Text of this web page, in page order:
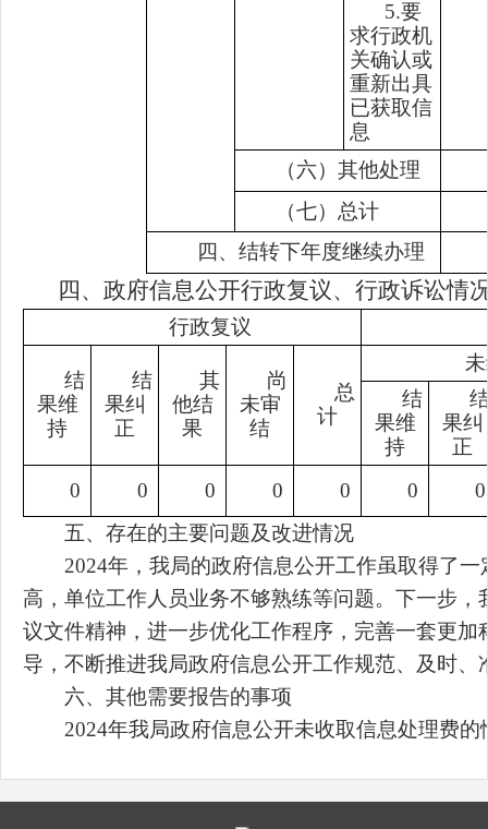
5.要
求行政机
关确认或
重新出具
已获取信
息
（六）其他处理
（七）总计
四、结转下年度继续办理
四、政府信息公开行政复议、行政诉讼情
行政复议
结
果维
持
结
果纠
正
其
他结
果
尚
未审
结
总
计
结
果维
持
果纠
正
0
0 0 0 0 0
0
五、存在的主要问题及改进情况
2024年，我局的政府信息公开工作虽取得了
高，单位工作人员业务不够熟练等问题。下一步
议文件精神，进一步优化工作程序，完善一套更
导，不断推进我局政府信息公开工作规范、及时、
六、其他需要报告的事项
2024年我局政府信息公开未收取信息处理费的